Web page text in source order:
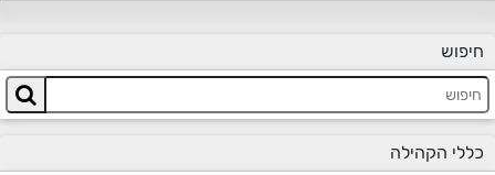
חיפוש
כללי הקהילה